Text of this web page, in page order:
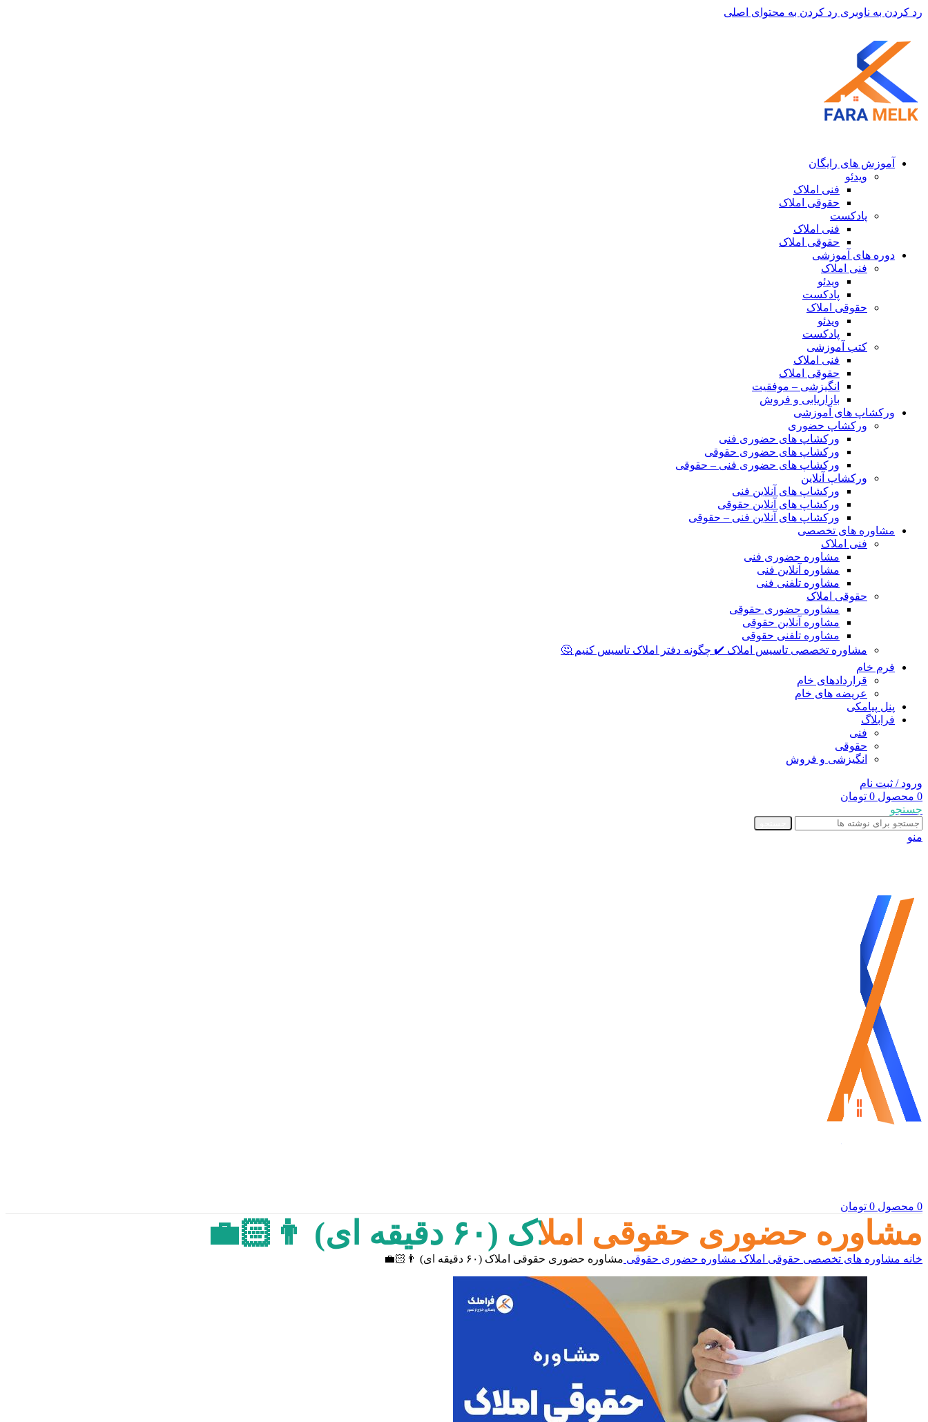
رد کردن به ناوبری رد کردن به محتوای اصلی
آموزش های رایگان
ویدئو
فنی املاک
حقوقی املاک
پادکست
فنی املاک
حقوقی املاک
دوره های آموزشی
فنی املاک
ویدئو
پادکست
حقوقی املاک
ویدئو
پادکست
کتب آموزشی
فنی املاک
حقوقی املاک
انگیزشی – موفقیت
بازاریابی و فروش
ورکشاپ های آموزشی
ورکشاپ حضوری
ورکشاپ های حضوری فنی
ورکشاپ های حضوری حقوقی
ورکشاپ های حضوری فنی – حقوقی
ورکشاپ آنلاین
ورکشاپ های آنلاین فنی
ورکشاپ های آنلاین حقوقی
ورکشاپ های آنلاین فنی – حقوقی
مشاوره های تخصصی
فنی املاک
مشاوره حضوری فنی
مشاوره آنلاین فنی
مشاوره تلفنی فنی
حقوقی املاک
مشاوره حضوری حقوقی
مشاوره آنلاین حقوقی
مشاوره تلفنی حقوقی
مشاوره تخصصی تاسیس املاک ✔️ چگونه دفتر املاک تاسیس کنیم 🤔
فرم خام
قراردادهای خام
عریضه های خام
پنل پیامکی
فرابلاگ
فنی
حقوقی
انگیزشی و فروش
ورود / ثبت نام
0 محصول 0 تومان
جستجو
منو
0 محصول 0 تومان
مشاوره حضوری حقوقی املاک (۶۰ دقیقه ای) 👨🏻‍💼
خانه مشاوره های تخصصی حقوقی املاک مشاوره حضوری حقوقی مشاوره حضوری حقوقی املاک (۶۰ دقیقه ای) 👨🏻‍💼